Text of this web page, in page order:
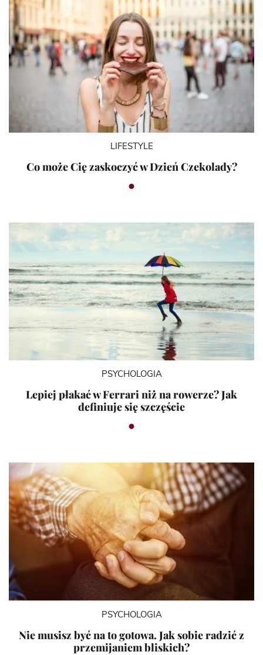
LIFESTYLE
Co może Cię zaskoczyć w Dzień Czekolady?
PSYCHOLOGIA
Lepiej płakać w Ferrari niż na rowerze? Jak
definiuje się szczęście
PSYCHOLOGIA
Nie musisz być na to gotowa. Jak sobie radzić z
przemijaniem bliskich?